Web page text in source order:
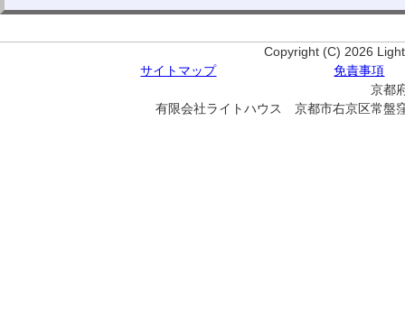
Copyright (C) 2026
サイトマップ
免責事項
京都
有限会社ライトハウス 京都市右京区